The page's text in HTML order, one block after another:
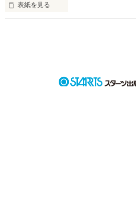
表紙を見る